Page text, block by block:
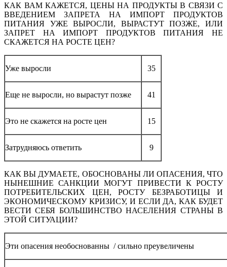
КАК ВАМ КАЖЕТСЯ, ЦЕНЫ НА ПРОДУКТЫ В СВЯЗИ С
ВВЕДЕНИЕМ ЗАПРЕТА НА ИМПОРТ ПРОДУКТОВ
ПИТАНИЯ УЖЕ ВЫРОСЛИ, ВЫРАСТУТ ПОЗЖЕ, ИЛИ
ЗАПРЕТ НА ИМПОРТ ПРОДУКТОВ ПИТАНИЯ НЕ
СКАЖЕТСЯ НА РОСТЕ ЦЕН?
Уже выросли 35
Еще не выросли, но вырастут позже 41
Это не скажется на росте цен 15
Затрудняюсь ответить 9
КАК ВЫ ДУМАЕТЕ, ОБОСНОВАНЫ ЛИ ОПАСЕНИЯ, ЧТО
НЫНЕШНИЕ САНКЦИИ МОГУТ ПРИВЕСТИ К РОСТУ
ПОТРЕБИТЕЛЬСКИХ ЦЕН, РОСТУ БЕЗРАБОТИЦЫ И
ЭКОНОМИЧЕСКОМУ КРИЗИСУ, И ЕСЛИ ДА, КАК БУДЕТ
ВЕСТИ СЕБЯ БОЛЬШИНСТВО НАСЕЛЕНИЯ СТРАНЫ В
ЭТОЙ СИТУАЦИИ?
Эти опасения необоснованны / сильно преувеличены